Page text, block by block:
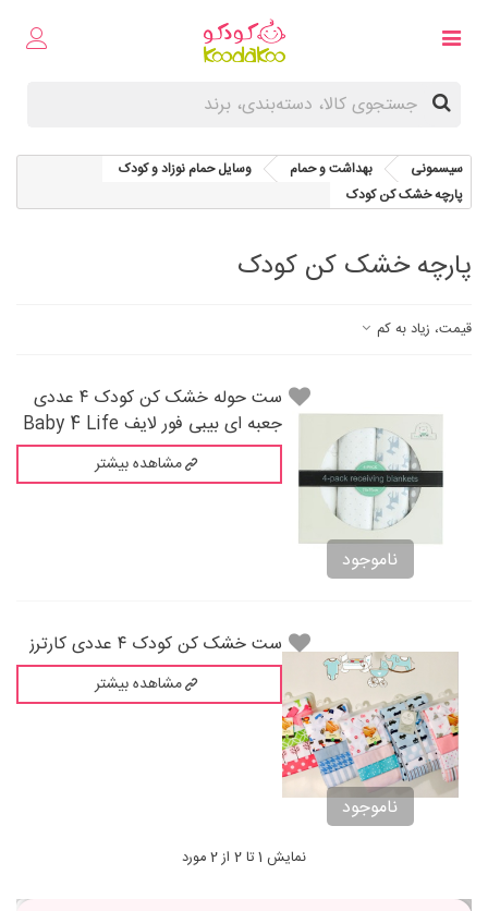
سیسمونی بهداشت و حمام
وسایل حمام نوزاد و کودک
پارچه خشک کن کودک
پارچه خشک کن کودک
قیمت، زیاد به کم
ناموجود
‌ست حوله خشک کن کودک ۴ عددی
جعبه ای بیبی فور لایف Baby 4 Life
مشاهده بیشتر
ناموجود
‌ست خشک کن کودک ۴ عددی کارترز
مشاهده بیشتر
نمایش 1 تا 2 از 2 مورد